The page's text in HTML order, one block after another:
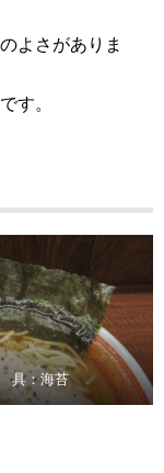
よさがありま
す。
具：海苔